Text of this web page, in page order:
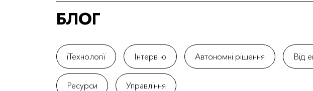
БЛОГ
iТехнології Інтерв'ю Автономні рішення Від
Ресурси Управління